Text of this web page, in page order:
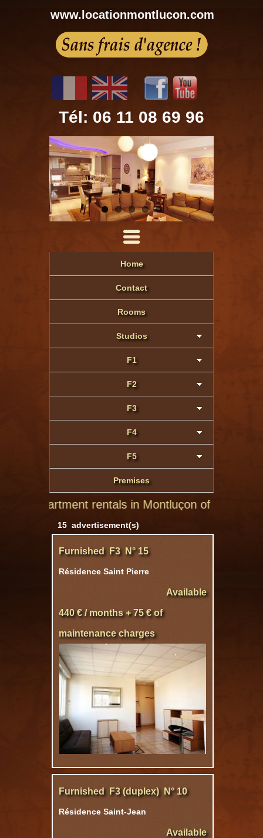
www.locationmontlucon.com
Tél: 06 11 08 69 96
Home
Contact
Rooms
Studios
F1
F2
F3
F4
F5
Premises
in Montluçon of private individuals
15 advertisement(s)
Furnished F3 N° 15
Résidence Saint Pierre
Available
440 € / months + 75 € of
maintenance charges
Furnished F3 (duplex) N° 10
Résidence Saint-Jean
Available